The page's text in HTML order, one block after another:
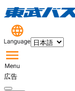
広告